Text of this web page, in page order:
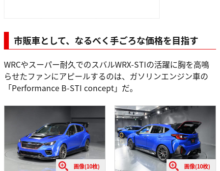
市販車として、なるべく手ごろな価格を目指す
WRCやスーパー耐久でのスバルWRX-STIの活躍に胸を高鳴
らせたファンにアピールするのは、ガソリンエンジン車の
「Performance B-STI concept」だ。
画像(10枚) 画像(10枚)